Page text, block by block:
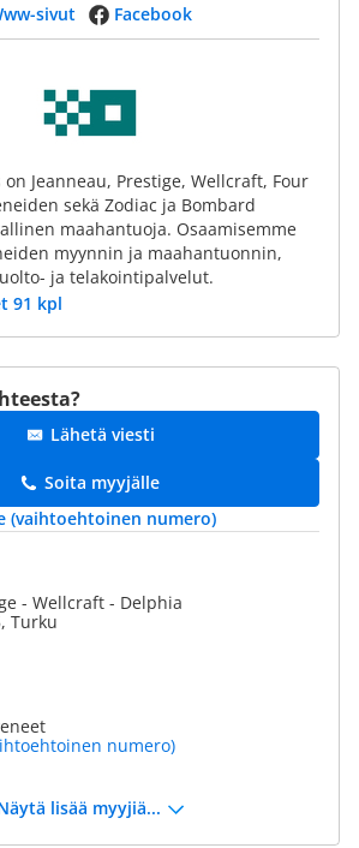
sivut Facebook
Jeanneau, Prestige, Wellcraft, Four
sekä Zodiac ja Bombard
maahantuoja. Osaamisemme
myynnin ja maahantuonnin,
ja telakointipalvelut.
91 kpl
Lähetä viesti
Soita myyjälle
(vaihtoehtoinen numero)
- Wellcraft - Delphia
Turku
numero)
lisää myyjiä...